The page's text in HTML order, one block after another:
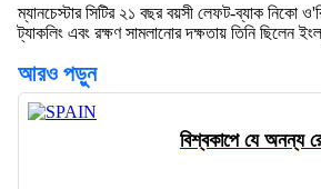
ম্যানচেস্টার সিটির ২১ বছর বয়সী লেফট-ব্যাক নিকো
ট্যাকলিং এবং রক্ষণ সামলানোর দক্ষতায় তিনি ছিলেন
আরও পড়ুন
বিশ্বকাপে যে অনন্য